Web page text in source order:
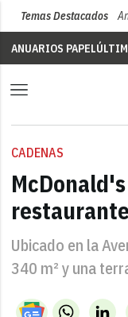
Temas Destacados
ANUARIOS PAPEL
CADENAS
Ubicado en la
340 m² y una
WhatsApp